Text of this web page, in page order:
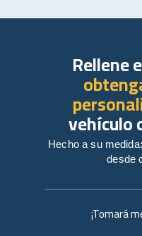
¡Tomará
Rellene
vehículo
Hecho a su
desde